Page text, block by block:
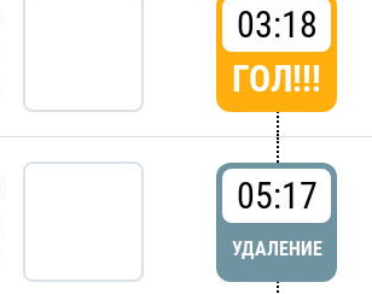
03:18
ГОЛ!!!
05:17
УДАЛЕНИЕ